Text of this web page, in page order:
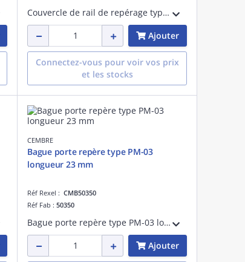
Couvercle de rail de repérage type RT-CCP longueur 430 mm transparent
Ajouter
Connectez-vous pour voir vos prix
et les stocks
CEMBRE
Bague porte repère type PM-03
longueur 23 mm
Réf Rexel : CMB50350
Réf Fab : 50350
Bague porte repère type PM-03 longueur 23 mm
Ajouter